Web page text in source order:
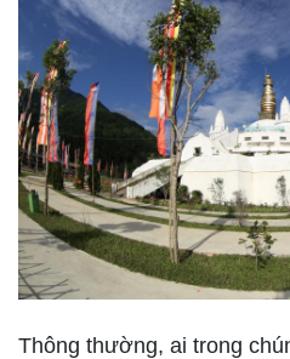
Thông thường, ai trong